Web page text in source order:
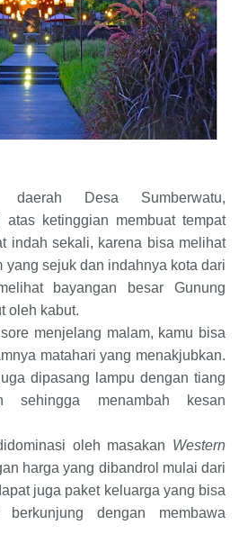
Desa Sumberwatu,
ketinggian membuat tempat
indah sekali, karena bisa melihat
yang sejuk dan indahnya kota dari
bayangan besar Gunung
oleh kabut.
menjelang malam, kamu bisa
matahari yang menakjubkan.
dipasang lampu dengan tiang
sehingga menambah kesan
oleh masakan Western
harga yang dibandrol mulai dari
juga paket keluarga yang bisa
dengan membawa